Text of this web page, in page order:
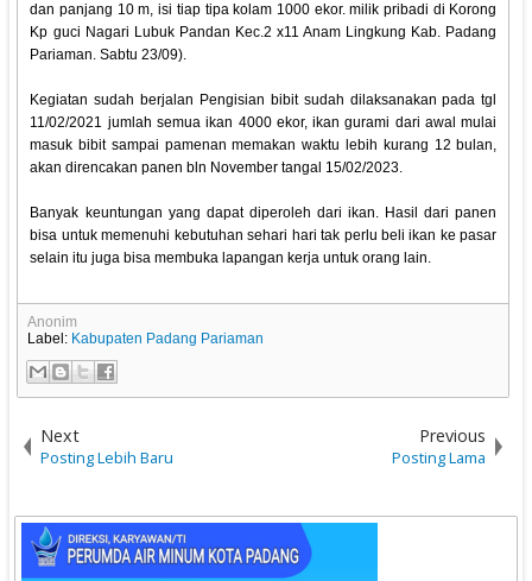
dan panjang 10 m, isi tiap tipa kolam 1000 ekor. milik pribadi di Korong
Kp guci Nagari Lubuk Pandan Kec.2 x11 Anam Lingkung Kab. Padang
Pariaman. Sabtu 23/09).
Kegiatan sudah berjalan Pengisian bibit sudah dilaksanakan pada tgl
11/02/2021 jumlah semua ikan 4000 ekor, ikan gurami dari awal mulai
masuk bibit sampai pamenan memakan waktu lebih kurang 12 bulan,
akan direncakan panen bln November tangal 15/02/2023.
Banyak keuntungan yang dapat diperoleh dari ikan. Hasil dari panen
bisa untuk memenuhi kebutuhan sehari hari tak perlu beli ikan ke pasar
selain itu juga bisa membuka lapangan kerja untuk orang lain.
Anonim
Label: Kabupaten Padang Pariaman
Next
Posting Lebih Baru
Previous
Posting Lama